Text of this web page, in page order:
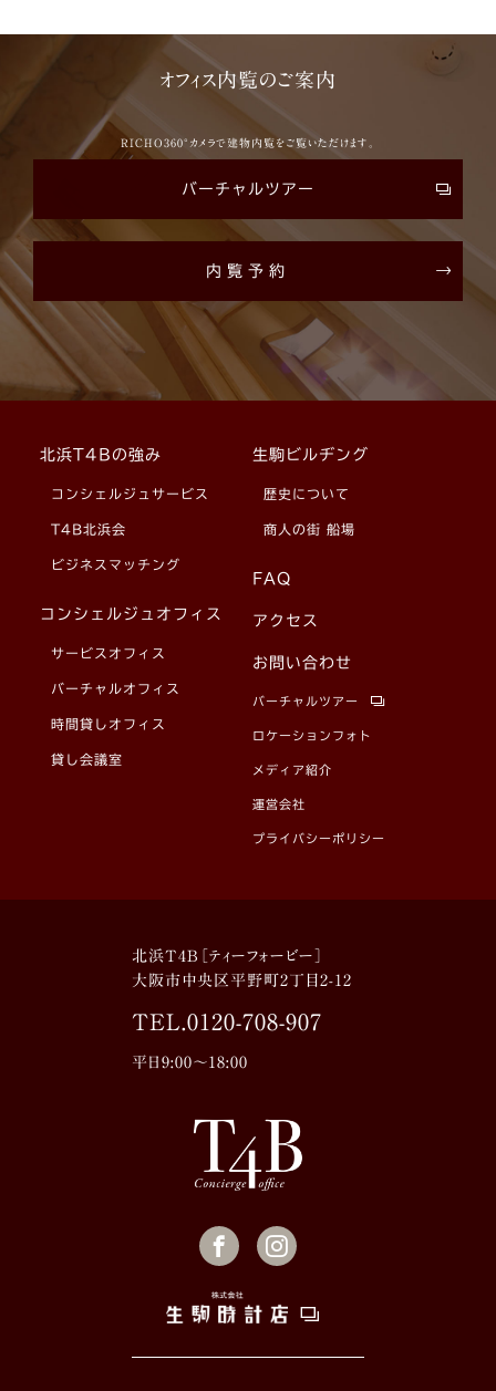
オフィス内覧のご案内
RICHO360°カメラで建物内覧をご覧いただけます。
バーチャルツアー
内覧予約
北浜T4Bの強み
コンシェルジュサービス
T4B北浜会
ビジネスマッチング
コンシェルジュオフィス
サービスオフィス
バーチャルオフィス
時間貸しオフィス
貸し会議室
生駒ビルヂング
歴史について
商人の街 船場
FAQ
アクセス
お問い合わせ
バーチャルツアー
ロケーションフォト
メディア紹介
運営会社
プライバシーポリシー
北浜T4B［ティーフォービー］
大阪市中央区平野町2丁目2-12
TEL.0120-708-907
平日9:00〜18:00